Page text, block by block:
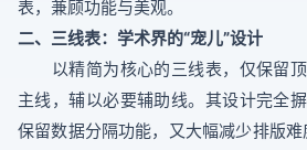
表，兼顾功能与美观。
二、三线表：学术界的“宠儿”设计
以精简为核心的三线表，仅保留顶
主线，辅以必要辅助线。其设计完全
保留数据分隔功能，又大幅减少排版